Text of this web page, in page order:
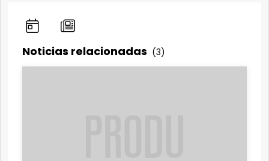
Noticias relacionadas (3)